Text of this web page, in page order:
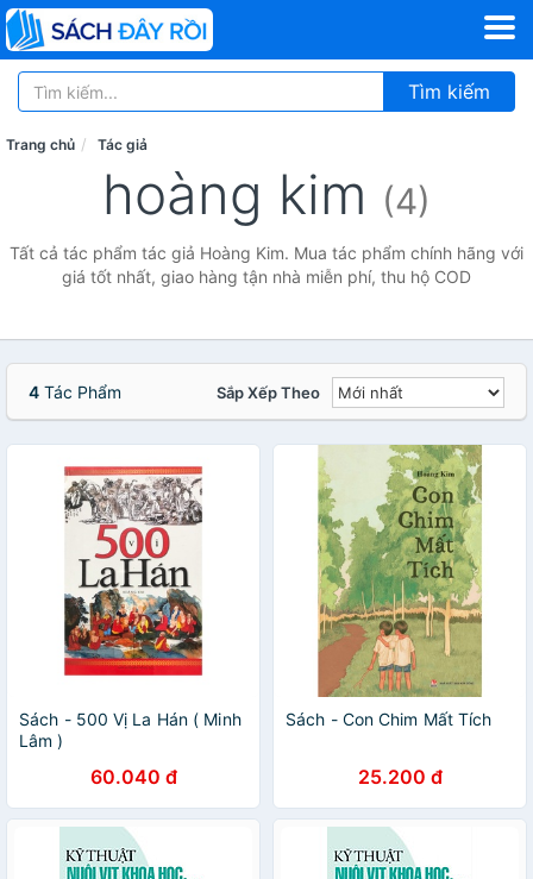
Tìm kiếm
Trang chủ Tác giả
hoàng kim (4)
Tất cả tác phẩm tác giả Hoàng Kim. Mua tác phẩm chính hãng với
giá tốt nhất, giao hàng tận nhà miễn phí, thu hộ COD
4 Tác Phẩm Sắp Xếp Theo
Sách - 500 Vị La Hán ( Minh
Lâm )
60.040 đ
Sách - Con Chim Mất Tích
25.200 đ